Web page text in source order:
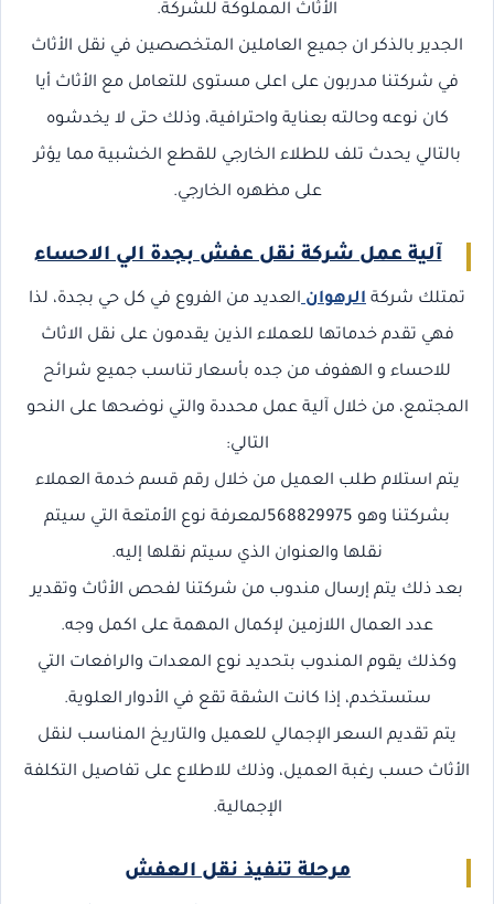
الأثاث المملوكة للشركة.
الجدير بالذكر ان جميع العاملين المتخصصين في نقل الأثاث
في شركتنا مدربون على اعلى مستوى للتعامل مع الأثاث أيا
كان نوعه وحالته بعناية واحترافية، وذلك حتى لا يخدشوه
بالتالي يحدث تلف للطلاء الخارجي للقطع الخشبية مما يؤثر
على مظهره الخارجي.
آلية عمل شركة نقل عفش بجدة الي الاحساء
تمتلك شركة الرهوانالعديد من الفروع في كل حي بجدة، لذا
فهي تقدم خدماتها للعملاء الذين يقدمون على نقل الاثاث
للاحساء و الهفوف من جده بأسعار تناسب جميع شرائح
المجتمع، من خلال آلية عمل محددة والتي نوضحها على النحو
التالي:
يتم استلام طلب العميل من خلال رقم قسم خدمة العملاء
بشركتنا وهو 568829975لمعرفة نوع الأمتعة التي سيتم
نقلها والعنوان الذي سيتم نقلها إليه.
بعد ذلك يتم إرسال مندوب من شركتنا لفحص الأثاث وتقدير
عدد العمال اللازمين لإكمال المهمة على اكمل وجه.
وكذلك يقوم المندوب بتحديد نوع المعدات والرافعات التي
ستستخدم، إذا كانت الشقة تقع في الأدوار العلوية.
يتم تقديم السعر الإجمالي للعميل والتاريخ المناسب لنقل
الأثاث حسب رغبة العميل، وذلك للاطلاع على تفاصيل التكلفة
الإجمالية.
مرحلة تنفيذ نقل العفش